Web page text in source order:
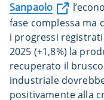
Sanpaolo
fase complessa ma
i progressi
2025 (+1,8%) la
recuperato il
industriale
positivamente alla